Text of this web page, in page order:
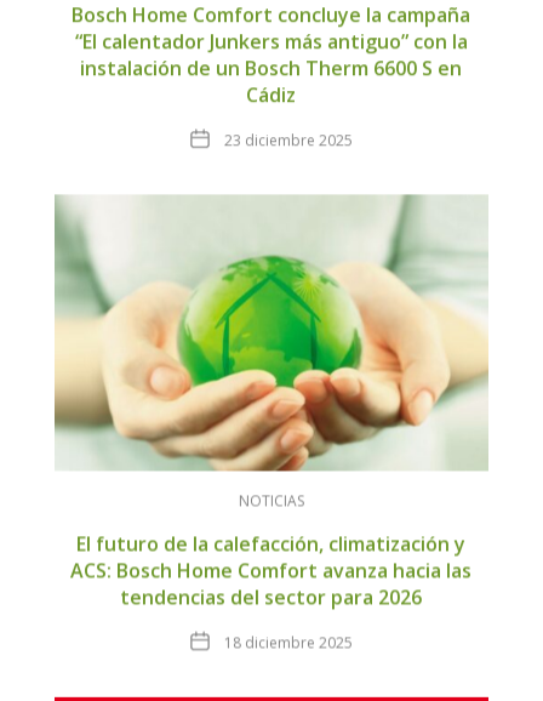
Bosch Home Comfort concluye la campaña
“El calentador Junkers más antiguo” con la
instalación de un Bosch Therm 6600 S en
Cádiz
Fecha23 diciembre 2025
NOTICIAS
El futuro de la calefacción, climatización y
ACS: Bosch Home Comfort avanza hacia las
tendencias del sector para 2026
Fecha18 diciembre 2025